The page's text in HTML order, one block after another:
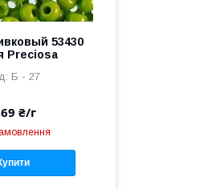
53430
Preciosa
Б - 27
₴/г